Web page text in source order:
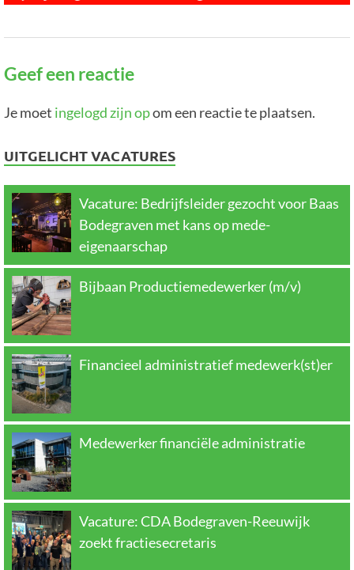
Geef een reactie
Je moet ingelogd zijn opom een reactie te plaatsen.
UITGELICHT VACATURES
Vacature: Bedrijfsleider gezocht voor Baas
Bodegraven met kans op mede-
eigenaarschap
Bijbaan Productiemedewerker (m/v)
Financieel administratief medewerk(st)er
Medewerker financiële administratie
Vacature: CDA Bodegraven-Reeuwijk
zoekt fractiesecretaris